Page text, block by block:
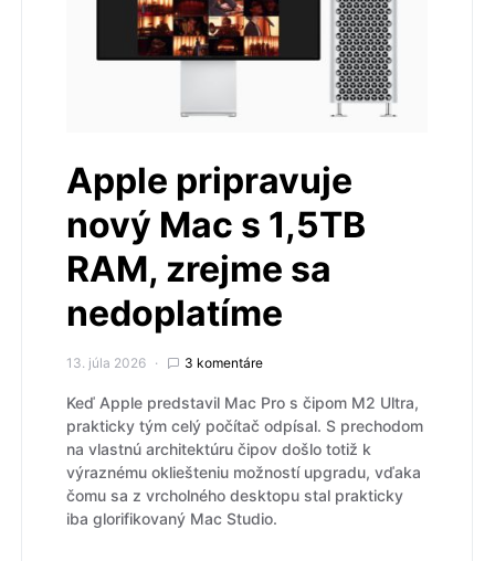
Apple pripravuje
nový Mac s 1,5TB
RAM, zrejme sa
nedoplatíme
13. júla 2026 3 komentáre
Keď Apple predstavil Mac Pro s čipom M2 Ultra,
prakticky tým celý počítač odpísal. S prechodom
na vlastnú architektúru čipov došlo totiž k
výraznému okliešteniu možností upgradu, vďaka
čomu sa z vrcholného desktopu stal prakticky
iba glorifikovaný Mac Studio.